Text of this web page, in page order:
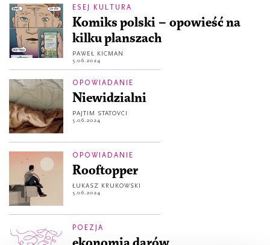
ESEJ KULTURA
Komiks polski – opowieść na
kilku planszach
PAWEŁ KICMAN
5.06.2024
OPOWIADANIE
Niewidzialni
PAJTIM STATOVCI
5.06.2024
OPOWIADANIE
Rooftopper
ŁUKASZ KRUKOWSKI
5.06.2024
POEZJA